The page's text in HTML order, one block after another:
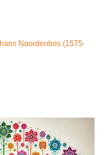
Noordenbos (1575-